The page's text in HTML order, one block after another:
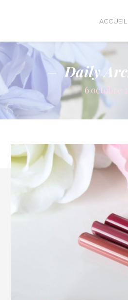
ACCUEIL
Daily
6 octobre